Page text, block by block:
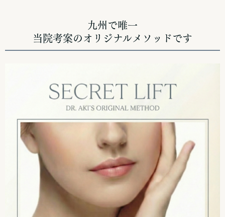
九州で唯一
当院考案のオリジナルメソッドです